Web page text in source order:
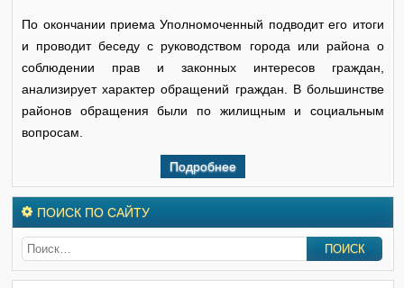
По окончании приема Уполномоченный подводит его итоги
и проводит беседу с руководством города или района о
соблюдении прав и законных интересов граждан,
анализирует характер обращений граждан. В большинстве
районов обращения были по жилищным и социальным
вопросам.
Подробнее
ПОИСК ПО САЙТУ